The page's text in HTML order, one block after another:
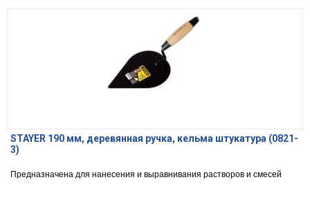
STAYER 190 мм, деревянная ручка, кельма штукатура (0821-
3)
Предназначена для нанесения и выравнивания растворов и смесей